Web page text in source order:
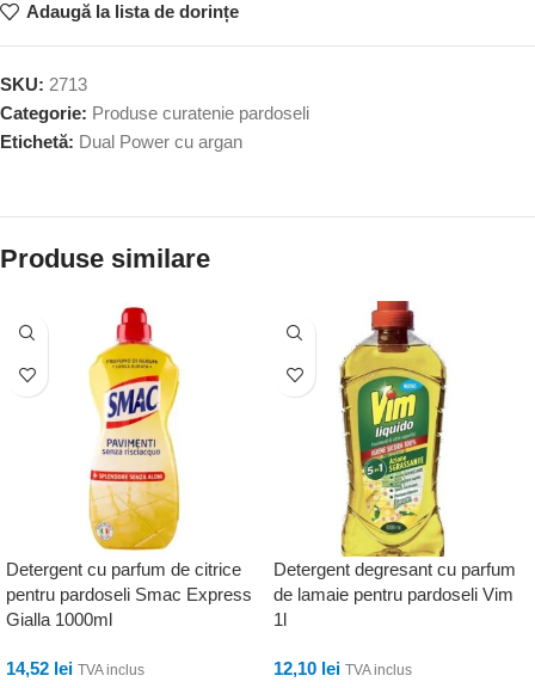
Adaugă la lista de dorințe
SKU: 2713
Categorie: Produse curatenie pardoseli
Etichetă: Dual Power cu argan
Produse similare
Detergent cu parfum de citrice
pentru pardoseli Smac Express
Gialla 1000ml
14,52 lei TVA inclus
Detergent degresant cu parfum
de lamaie pentru pardoseli Vim
1l
12,10 lei TVA inclus